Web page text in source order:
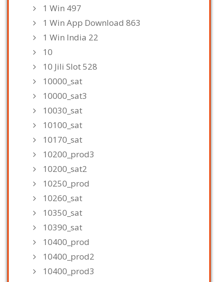
1 Win 497
1 Win App Download 863
1 Win India 22
10
10 Jili Slot 528
10000_sat
10000_sat3
10030_sat
10100_sat
10170_sat
10200_prod3
10200_sat2
10250_prod
10260_sat
10350_sat
10390_sat
10400_prod
10400_prod2
10400_prod3